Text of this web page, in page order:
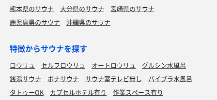
熊本県のサウナ
大分県のサウナ
宮崎県のサウナ
鹿児島県のサウナ
沖縄県のサウナ
特徴からサウナを探す
ロウリュ セルフロウリュ オートロウリュ
グルシン水風呂
銭湯サウナ
ボナサウナ サウナ室テレビ無し
バイブラ水風呂
タトゥーOK
カプセルホテル有り
作業スペース有り